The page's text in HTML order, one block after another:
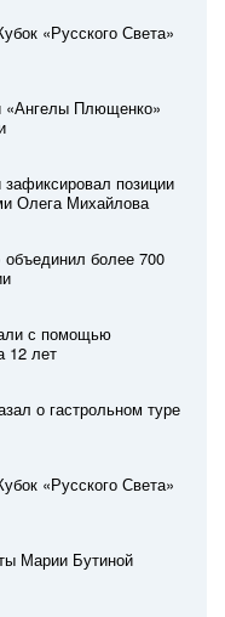
«Русского Света»
«Ангелы Плющенко»
зафиксировал позиции
Олега Михайлова
более 700
с помощью
12 лет
о гастрольном туре
«Русского Света»
Марии Бутиной